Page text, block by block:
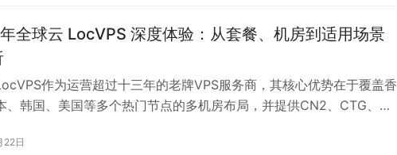
全球云 LocVPS 深度体验：从套餐、机房到适用场景
作为运营超过十三年的老牌VPS服务商，其核心优势在于覆盖香
、韩国、美国等多个热门节点的多机房布局，并提供CN2、CTG、
元起，配合长期有效的8折优惠码使年付最低可达80元，续费同价策
22日